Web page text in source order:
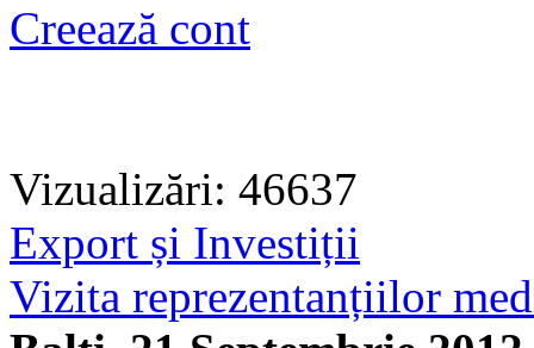
Creează cont
Vizualizări: 46637
Export și Investiții
Vizita reprezentanțiilor